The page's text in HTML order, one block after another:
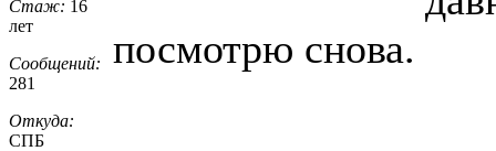
Стаж: 16
лет
Сообщений:
281
Откуда:
СПБ
посмотрю снова.